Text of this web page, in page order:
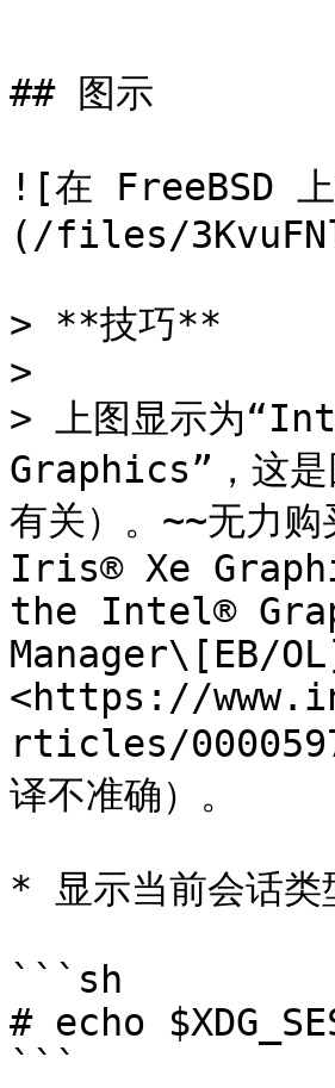
## 图示
![在 FreeBSD
(/files/
> **技巧**
>
> 上图显示为
Graphics”，这是
有关）。~~无力
Iris® Xe
the Intel®
Manager\[EB/
<https://
rticles/
译不准确）。
* 显示当前会话
```sh
# echo
```